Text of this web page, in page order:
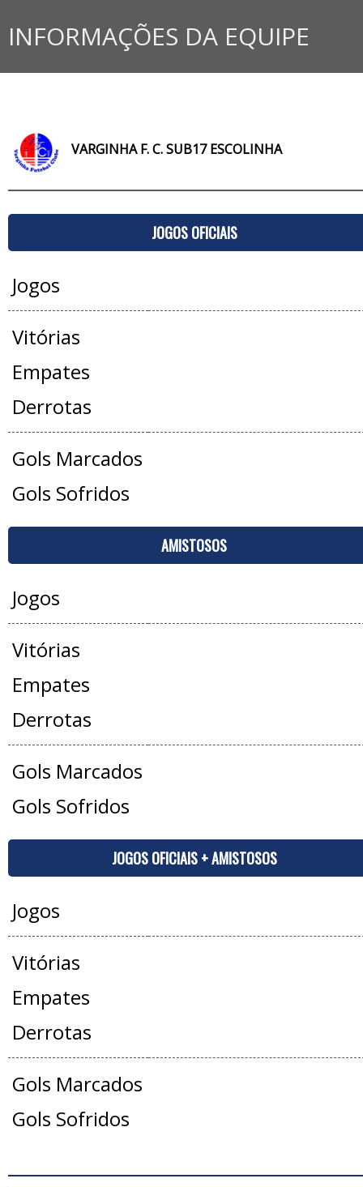
INFORMAÇÕES DA EQUIPE
VARGINHA F. C. SUB17 ESCOLINHA
JOGOS OFICIAIS
Jogos
Vitórias
Empates
Derrotas
Gols Marcados
Gols Sofridos
AMISTOSOS
Jogos
Vitórias
Empates
Derrotas
Gols Marcados
Gols Sofridos
JOGOS OFICIAIS + AMISTOSOS
Jogos
Vitórias
Empates
Derrotas
Gols Marcados
Gols Sofridos